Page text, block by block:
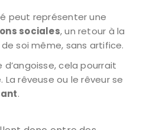
peut représenter une
sociales, un retour à la
soi même, sans artifice.
cela pourrait
rêveuse ou le rêveur se
.